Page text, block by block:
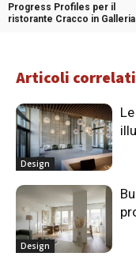
Progress Profiles per il
ristorante Cracco in Galleria
Articoli correlati
Design
Design